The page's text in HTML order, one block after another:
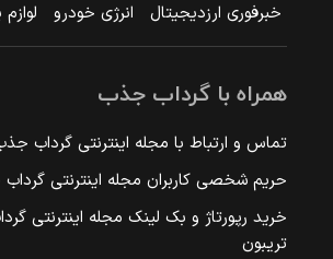
خبرفوری ارزدیجیتال
انرژی خودرو
همراه با گرداب جذب
تماس و ارتباط با مجله اینترنتی گرداب
حریم شخصی کاربران مجله اینترنتی
خرید رپورتاژ و بک لینک مجله اینترنتی
تریبون